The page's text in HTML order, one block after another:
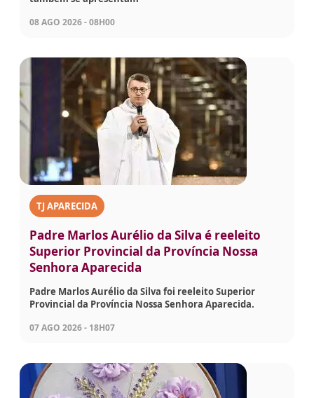
08 AGO 2026 - 08H00
TJ APARECIDA
Padre Marlos Aurélio da Silva é reeleito
Superior Provincial da Província Nossa
Senhora Aparecida
Padre Marlos Aurélio da Silva foi reeleito Superior
Provincial da Província Nossa Senhora Aparecida.
07 AGO 2026 - 18H07